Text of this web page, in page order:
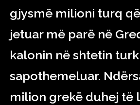
gjysmë milioni turq
jetuar më parë në
kalonin në shtetin
sapothemeluar.
milion grekë duhej të